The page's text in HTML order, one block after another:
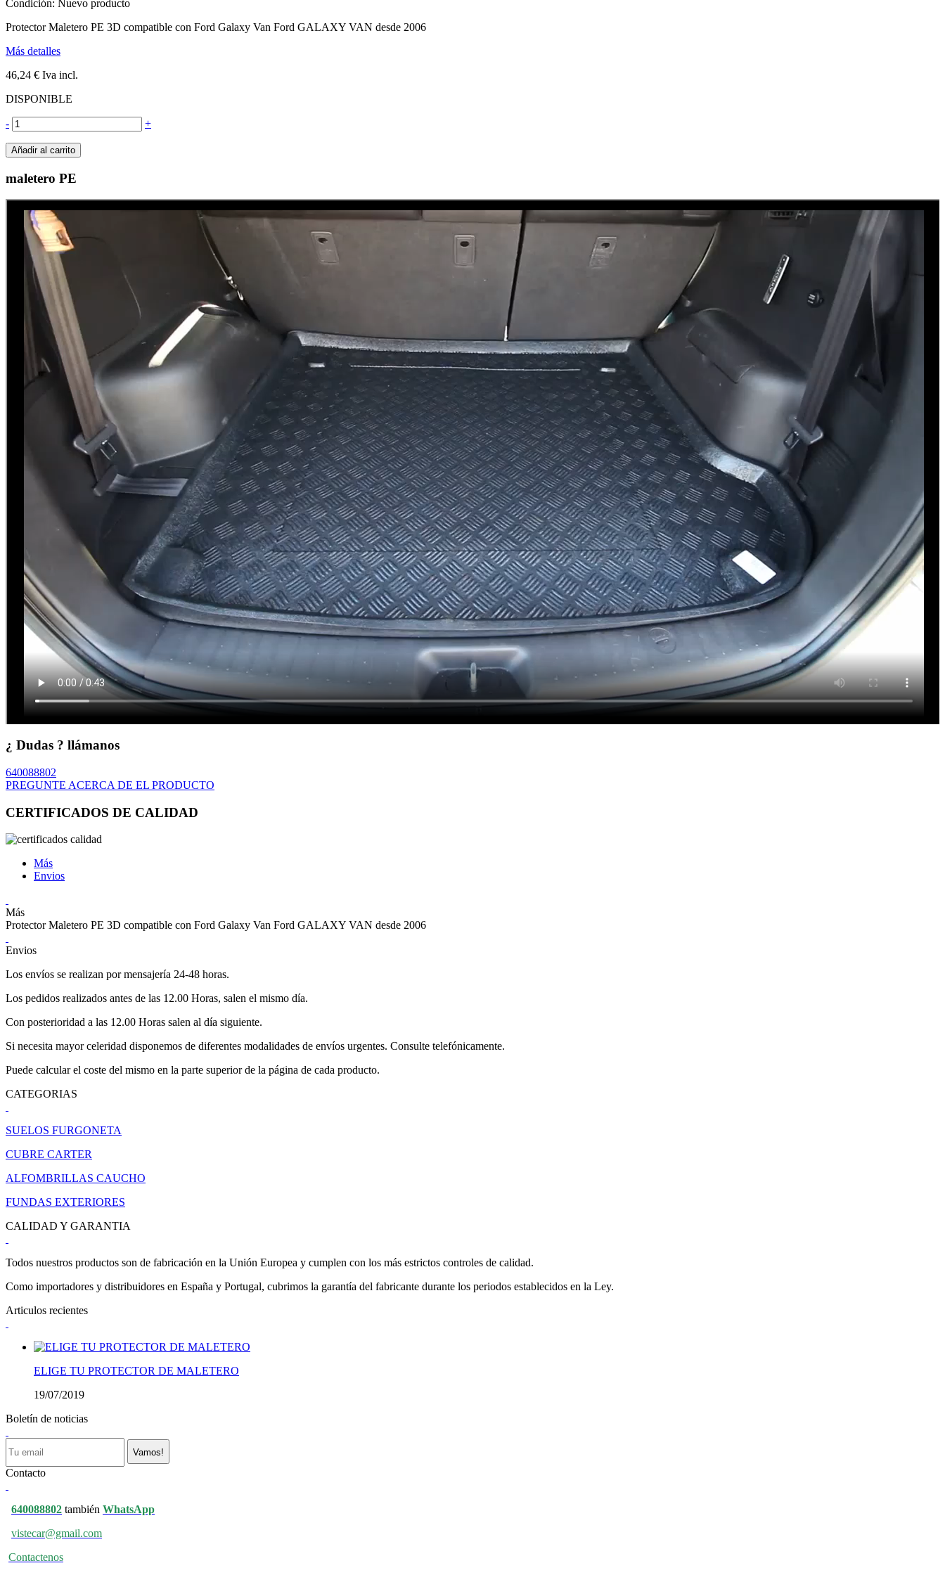
Condición: Nuevo producto
Protector Maletero PE 3D compatible con Ford Galaxy Van Ford GALAXY VAN desde 2006
Más detalles
46,24 € Iva incl.
DISPONIBLE
- +
Añadir al carrito
maletero PE
¿ Dudas ? llámanos
640088802
PREGUNTE ACERCA DE EL PRODUCTO
CERTIFICADOS DE CALIDAD
Más
Envios
Más
Protector Maletero PE 3D compatible con Ford Galaxy Van Ford GALAXY VAN desde 2006
Envios
Los envíos se realizan por mensajería 24-48 horas.
Los pedidos realizados antes de las 12.00 Horas, salen el mismo día.
Con posterioridad a las 12.00 Horas salen al día siguiente.
Si necesita mayor celeridad disponemos de diferentes modalidades de envíos urgentes. Consulte telefónicamente.
Puede calcular el coste del mismo en la parte superior de la página de cada producto.
CATEGORIAS
SUELOS FURGONETA
CUBRE CARTER
ALFOMBRILLAS CAUCHO
FUNDAS EXTERIORES
CALIDAD Y GARANTIA
Todos nuestros productos son de fabricación en la Unión Europea y cumplen con los más estrictos controles de calidad.
Como importadores y distribuidores en España y Portugal, cubrimos la garantía del fabricante durante los periodos establecidos en la Ley.
Articulos recientes
ELIGE TU PROTECTOR DE MALETERO
19/07/2019
Boletín de noticias
Vamos!
Contacto
640088802 también WhatsApp
vistecar@gmail.com
Contactenos